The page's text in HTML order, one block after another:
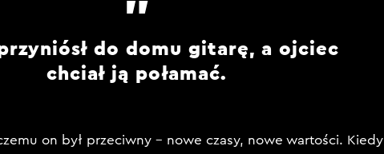
do domu gitarę, a ojciec
chciał ją połamać.
on był przeciwny – nowe czasy, nowe wartości. Kiedy